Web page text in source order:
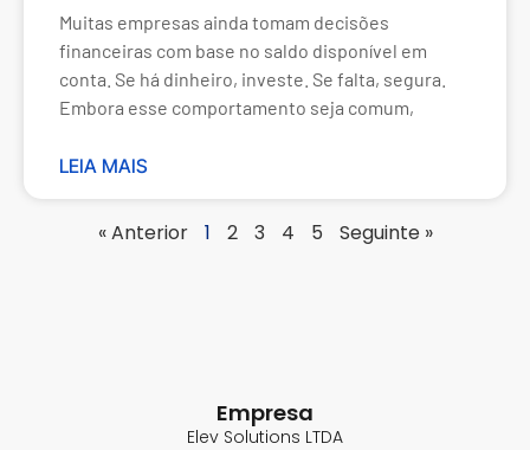
Muitas empresas ainda tomam decisões
financeiras com base no saldo disponível em
conta. Se há dinheiro, investe. Se falta, segura.
Embora esse comportamento seja comum,
LEIA MAIS
« Anterior 1 2 3 4 5 Seguinte »
Empresa
Elev Solutions LTDA